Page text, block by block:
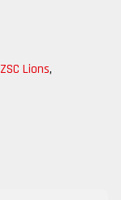
ZSC Lions,